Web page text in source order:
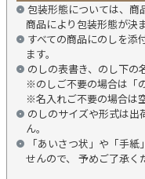
包装形態については、商
商品により包装形態が決
すべての商品にのしを
ます。
のしの表書き、のし下の
※のしご不要の場合は「
※名入れご不要の場合は
のしのサイズや形式は出
ん。
「あいさつ状」や「手
せんので、 予めご了承く